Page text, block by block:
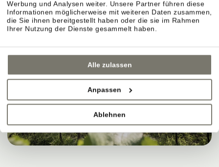
Werbung und Analysen weiter. Unsere Partner führen diese
Informationen möglicherweise mit weiteren Daten zusammen,
die Sie ihnen bereitgestellt haben oder die sie im Rahmen
Ihrer Nutzung der Dienste gesammelt haben.
Alle zulassen
Anpassen
Ablehnen